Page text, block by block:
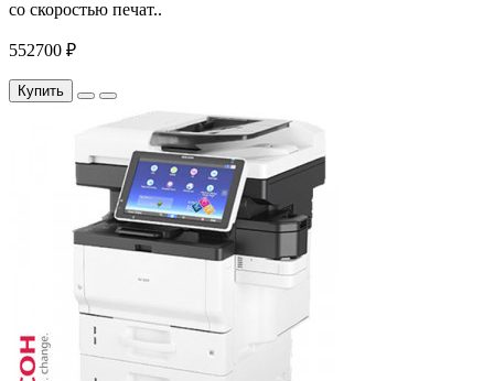
со скоростью печат..
552700 ₽
Купить